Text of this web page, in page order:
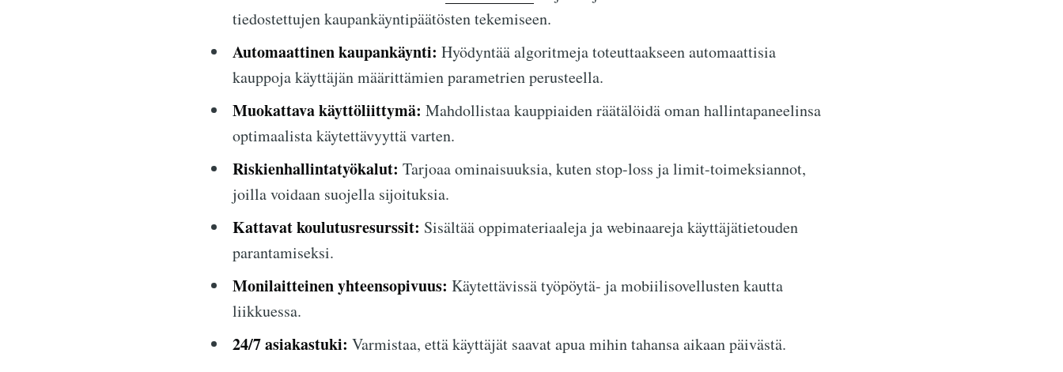
tiedostettujen kaupankäyntipäätösten tekemiseen.
Automaattinen kaupankäynti: Hyödyntää algoritmeja toteuttaakseen automaattisia
kauppoja käyttäjän määrittämien parametrien perusteella.
Muokattava käyttöliittymä: Mahdollistaa kauppiaiden räätälöidä oman hallintapaneelinsa
optimaalista käytettävyyttä varten.
Riskienhallintatyökalut: Tarjoaa ominaisuuksia, kuten stop-loss ja limit-toimeksiannot,
joilla voidaan suojella sijoituksia.
Kattavat koulutusresurssit: Sisältää oppimateriaaleja ja webinaareja käyttäjätietouden
parantamiseksi.
Monilaitteinen yhteensopivuus: Käytettävissä työpöytä- ja mobiilisovellusten kautta
liikkuessa.
24/7 asiakastuki: Varmistaa, että käyttäjät saavat apua mihin tahansa aikaan päivästä.